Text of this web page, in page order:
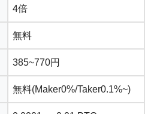
4倍
無料
385~770円
無料(Maker0%/Taker0.1%~)